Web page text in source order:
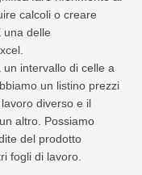
calcoli o creare
una delle
intervallo di celle a
un listino prezzi
diverso e il
altro. Possiamo
del prodotto
fogli di lavoro.